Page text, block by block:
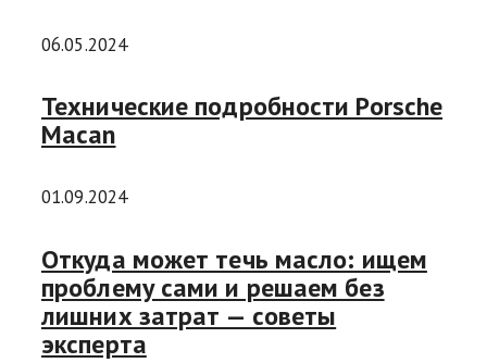
06.05.2024
Технические подробности Porsche
Macan
01.09.2024
Откуда может течь масло: ищем
проблему сами и решаем без
лишних затрат — советы
эксперта